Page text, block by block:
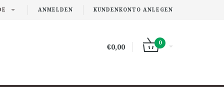
ANMELDEN KUNDENKONTO ANLEGEN
€0,00
0